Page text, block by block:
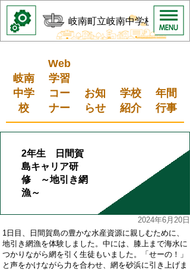
岐南町立岐南中学校
岐南
中学
校
Web
学習
コー
ナー
お知
らせ
学校
紹介
年間
行事
2年生 日間賀
島キャリア研
修 ～地引き網
漁～
2024年6月20日
1日目、日間賀島の豊かな水産資源に親しむために、
地引き網漁を体験しました。中には、膝上まで海水に
つかりながら網を引く生徒もいました。「せーの！」
と声をかけながら力を合わせ、網を砂浜に引き上げま